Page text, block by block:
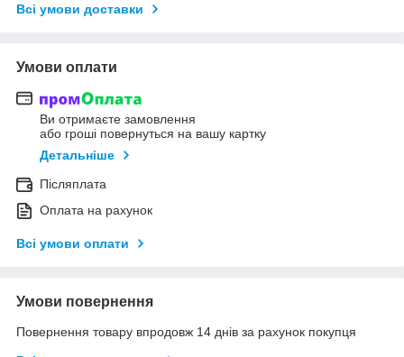
Всі умови доставки
Умови оплати
Ви отримаєте замовлення
або гроші повернуться на вашу картку
Детальніше
Післяплата
Оплата на рахунок
Всі умови оплати
Умови повернення
Повернення товару впродовж 14 днів за рахунок покупця